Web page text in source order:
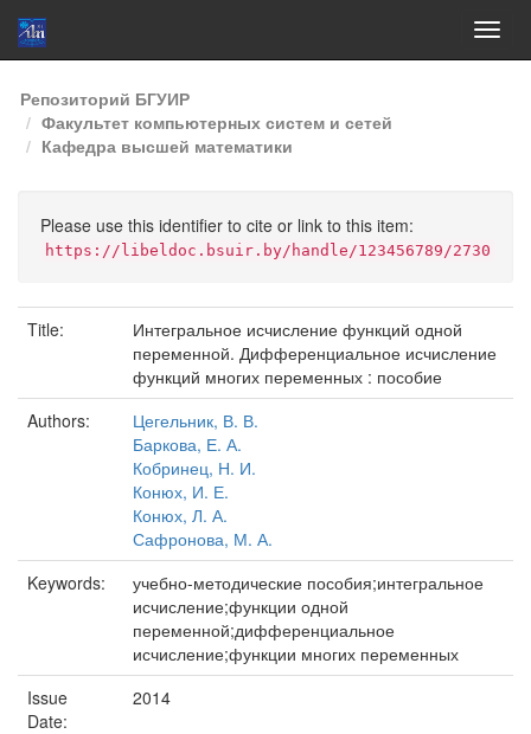
Skip
navigation
Репозиторий БГУИР
Факультет компьютерных систем и сетей
Кафедра высшей математики
Please use this identifier to cite or link to this item:
https://libeldoc.bsuir.by/handle/123456789/2730
Title:
Интегральное исчисление функций одной
переменной. Дифференциальное исчисление
функций многих переменных : пособие
Authors:
Цегельник, В. В.
Баркова, Е. А.
Кобринец, Н. И.
Конюх, И. Е.
Конюх, Л. А.
Сафронова, М. А.
Keywords:
учебно-методические пособия;интегральное
исчисление;функции одной
переменной;дифференциальное
исчисление;функции многих переменных
Issue
Date:
2014